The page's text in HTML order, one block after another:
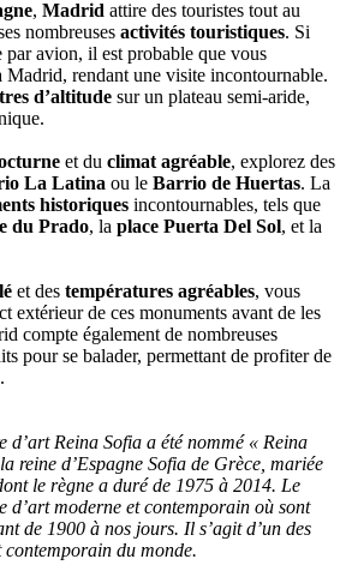
, Madrid attire des touristes tout au
nombreuses activités touristiques. Si
par avion, il est probable que vous
Madrid, rendant une visite incontournable.
d’altitude sur un plateau semi-aride,
et du climat agréable, explorez des
La Latina ou le Barrio de Huertas. La
historiques incontournables, tels que
du Prado, la place Puerta Del Sol, et la
et des températures agréables, vous
extérieur de ces monuments avant de les
compte également de nombreuses
pour se balader, permettant de profiter de
d’art Reina Sofia a été nommé « Reina
reine d’Espagne Sofia de Grèce, mariée
le règne a duré de 1975 à 2014. Le
d’art moderne et contemporain où sont
de 1900 à nos jours. Il s’agit d’un des
contemporain du monde.